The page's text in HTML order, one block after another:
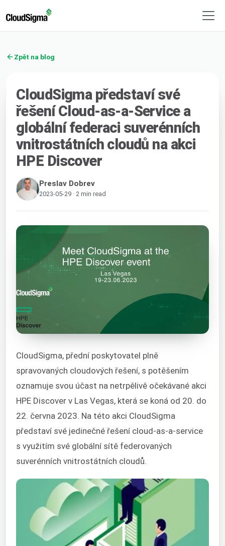
Zpět na blog
CloudSigma představí své
řešení Cloud-as-a-Service a
globální federaci suverénních
vnitrostátních cloudů na akci
HPE Discover
Preslav Dobrev
2023-05-29 · 2 min read
CloudSigma, přední poskytovatel plně
spravovaných cloudových řešení, s potěšením
oznamuje svou účast na netrpělivě očekávané akci
HPE Discover v Las Vegas, která se koná od 20. do
22. června 2023. Na této akci CloudSigma
představí své jedinečné řešení cloud-as-a-service
s využitím své globální sítě federovaných
suverénních vnitrostátních cloudů.